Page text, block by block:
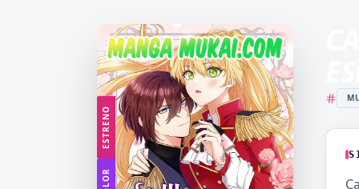
CATALOGO FANTASÍA
HENTAI
MADRASTRA MADRE
MANGA AKARI
YAKUIN
MANGA PARA
ADULTOS
LV99
ESTRENO